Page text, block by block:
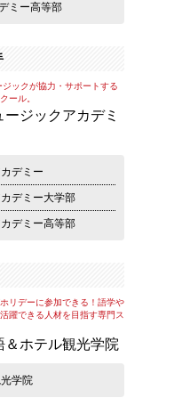
ミー高等部
ックが協力・サポートする
ール。
ジックアカデミ
デミー
デミー大学部
デミー高等部
リデーに参加できる！語学や
躍できる人材を目指す専門ス
＆ホテル観光学院
学院